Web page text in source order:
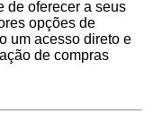
de oferecer a seus
opções de
um acesso direto e
de compras